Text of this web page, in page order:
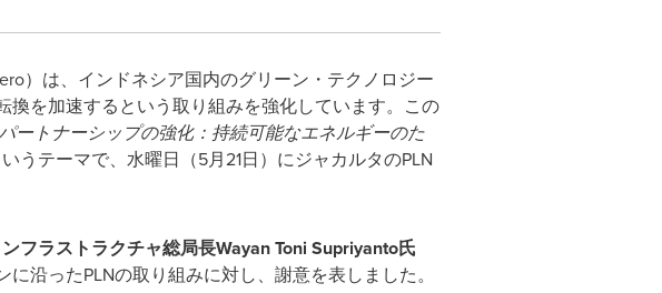
） は、インドネシア国内のグリーン・テクノロジー
を加速するという取り組みを強化しています。この
ートナーシップの強化：持続可能なエネルギーのた
うテーマで、水曜日（5月21日）にジャカルタのPLN
フラストラクチャ総局長Wayan Toni Supriyanto氏
に沿ったPLNの取り組みに対し、謝意を表しました。